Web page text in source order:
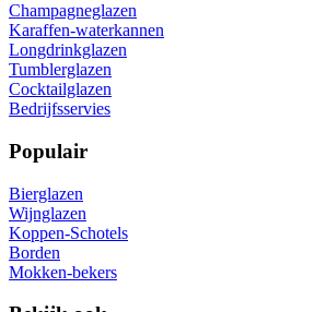
Champagneglazen
Karaffen-waterkannen
Longdrinkglazen
Tumblerglazen
Cocktailglazen
Bedrijfsservies
Populair
Bierglazen
Wijnglazen
Koppen-Schotels
Borden
Mokken-bekers